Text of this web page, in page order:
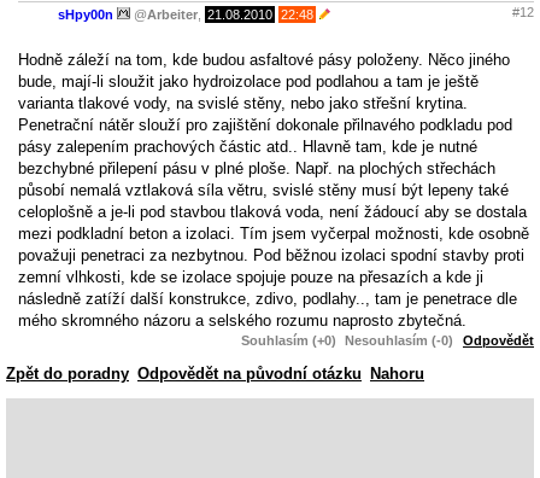
sHpy00n @Arbeiter 21.08.2010 22:48 #12
Hodně záleží na tom, kde budou asfaltové pásy položeny. Něco jiného
bude, mají-li sloužit jako hydroizolace pod podlahou a tam je ještě
varianta tlakové vody, na svislé stěny, nebo jako střešní krytina.
Penetrační nátěr slouží pro zajištění dokonale přilnavého podkladu pod
pásy zalepením prachových částic atd.. Hlavně tam, kde je nutné
bezchybné přilepení pásu v plné ploše. Např. na plochých střechách
působí nemalá vztlaková síla větru, svislé stěny musí být lepeny také
celoplošně a je-li pod stavbou tlaková voda, není žádoucí aby se dostala
mezi podkladní beton a izolaci. Tím jsem vyčerpal možnosti, kde osobně
považuji penetraci za nezbytnou. Pod běžnou izolaci spodní stavby proti
zemní vlhkosti, kde se izolace spojuje pouze na přesazích a kde ji
následně zatíží další konstrukce, zdivo, podlahy.., tam je penetrace dle
mého skromného názoru a selského rozumu naprosto zbytečná.
Souhlasím (+0) Nesouhlasím (-0) Odpovědět
Zpět do poradny Odpovědět na původní otázku Nahoru